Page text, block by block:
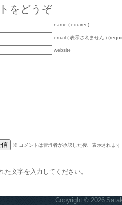
をどうぞ
name (required)
email ( 表示されません )
website
※ コメントは管理者が承認した後、表示されます
た文字を入力してください。
Copyright © 2026